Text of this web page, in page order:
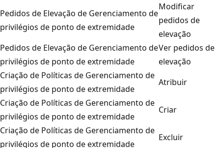
Pedidos de Elevação de Gerenciamento de
privilégios de ponto de extremidade
Modificar
pedidos de
elevação
Pedidos de Elevação de Gerenciamento de
privilégios de ponto de extremidade
Ver pedidos de
elevação
Criação de Políticas de Gerenciamento de
privilégios de ponto de extremidade
Atribuir
Criação de Políticas de Gerenciamento de
privilégios de ponto de extremidade
Criar
Criação de Políticas de Gerenciamento de
privilégios de ponto de extremidade
Excluir